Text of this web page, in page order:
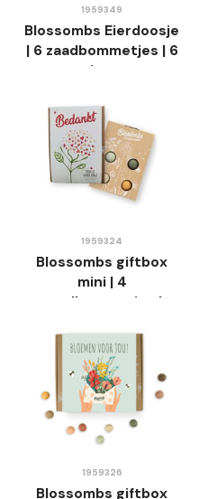
1959349
Blossombs Eierdoosje
| 6 zaadbommetjes | 6
varianten
1959324
Blossombs giftbox
mini | 4
zaadbommetjes |
1959326
Blossombs giftbox